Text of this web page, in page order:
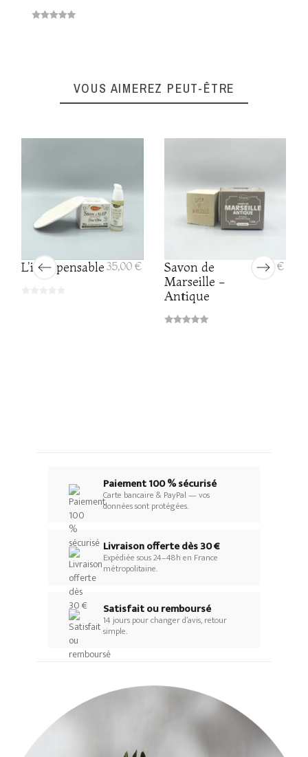
VOUS AIMEREZ PEUT-ÊTRE
L'indispensable 35,00 €
Savon de
Marseille -
Antique
6,30 €
Paiement 100 % sécurisé
Carte bancaire & PayPal — vos
données sont protégées.
Livraison offerte dès 30 €
Expédiée sous 24–48h en France
métropolitaine.
Satisfait ou remboursé
14 jours pour changer d’avis, retour
simple.